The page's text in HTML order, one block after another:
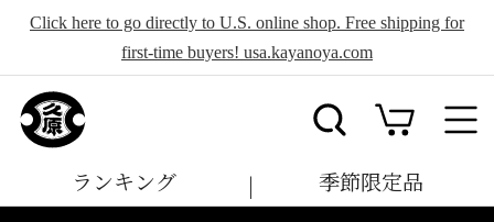
Click here to go directly to U.S. online shop. Free shipping for
first-time buyers! usa.kayanoya.com
ランキング 季節限定品